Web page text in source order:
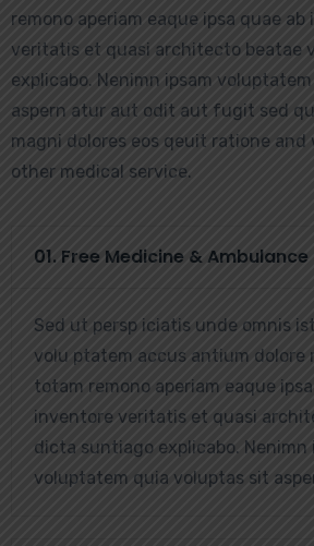
remono aperiam eaque ipsa quae
veritatis et quasi architecto beatae
explicabo. Nenimn ipsam
aspern atur aut odit aut fugit sed
magni dolores eos qeuit ratione and
other medical service.
01. Free Medicine & Ambulance
Sed ut persp iciatis unde omnis
volu ptatem accus antium dolore
totam remono aperiam eaque
inventore veritatis et quasi
dicta suntiago explicabo. Nenimn
voluptatem quia voluptas sit